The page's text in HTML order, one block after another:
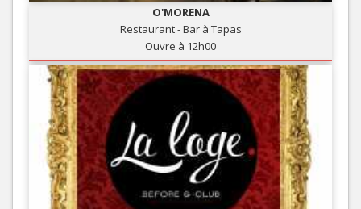
O'MORENA
Restaurant - Bar à Tapas
Ouvre à 12h00